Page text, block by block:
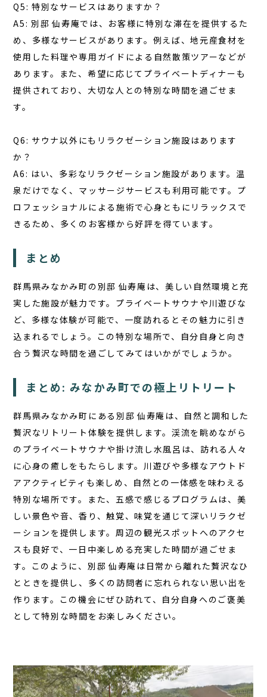
Q5: 特別なサービスはありますか？
A5: 別邸 仙寿庵では、お客様に特別な滞在を提供するた
め、多様なサービスがあります。例えば、地元産食材を
使用した料理や専用ガイドによる自然散策ツアーなどが
あります。また、希望に応じてプライベートディナーも
提供されており、大切な人との特別な時間を過ごせま
す。
Q6: サウナ以外にもリラクゼーション施設はあります
か？
A6: はい、多彩なリラクゼーション施設があります。温
泉だけでなく、マッサージサービスも利用可能です。プ
ロフェッショナルによる施術で心身ともにリラックスで
きるため、多くのお客様から好評を得ています。
まとめ
群馬県みなかみ町の別邸 仙寿庵は、美しい自然環境と充
実した施設が魅力です。プライベートサウナや川遊びな
ど、多様な体験が可能で、一度訪れるとその魅力に引き
込まれるでしょう。この特別な場所で、自分自身と向き
合う贅沢な時間を過ごしてみてはいかがでしょうか。
まとめ: みなかみ町での極上リトリート
群馬県みなかみ町にある 別邸 仙寿庵 は、自然と調和した
贅沢なリトリート体験を提供します。渓流を眺めながら
のプライベートサウナや掛け流し水風呂は、訪れる人々
に心身の癒しをもたらします。川遊びや多様なアウトド
アアクティビティも楽しめ、自然との一体感を味わえる
特別な場所です。また、五感で感じるプログラムは、美
しい景色や音、香り、触覚、味覚を通じて深いリラクゼ
ーションを提供します。周辺の観光スポットへのアクセ
スも良好で、一日中楽しめる充実した時間が過ごせま
す。このように、 別邸 仙寿庵 は日常から離れた贅沢なひ
とときを提供し、多くの訪問者に忘れられない思い出を
作ります。この機会にぜひ訪れて、自分自身へのご褒美
として特別な時間をお楽しみください。